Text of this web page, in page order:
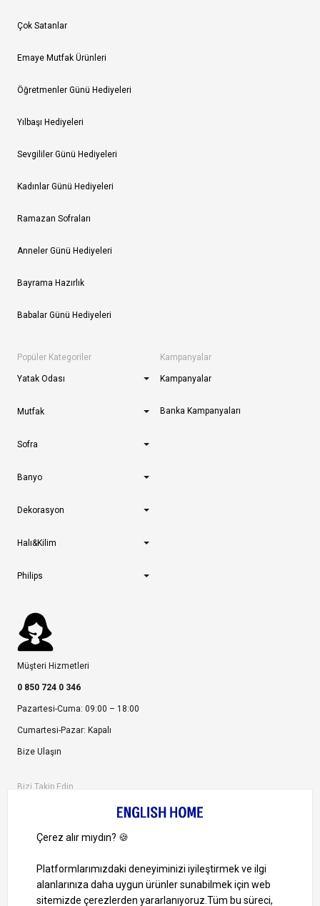
Çok Satanlar
Emaye Mutfak Ürünleri
Öğretmenler Günü Hediyeleri
Yılbaşı Hediyeleri
Sevgililer Günü Hediyeleri
Kadınlar Günü Hediyeleri
Ramazan Sofraları
Anneler Günü Hediyeleri
Bayrama Hazırlık
Babalar Günü Hediyeleri
Popüler Kategoriler
Yatak Odası
Mutfak
Sofra
Banyo
Dekorasyon
Halı&Kilim
Philips
Kampanyalar
Kampanyalar
Banka Kampanyaları
Müşteri Hizmetleri
0 850 724 0 346
Pazartesi-Cuma: 09:00 – 18:00
Cumartesi-Pazar: Kapalı
Bize Ulaşın
Bizi Takip Edin
1000 TL ve Üzeri Alışverişlerinizde Kargo Bedava!